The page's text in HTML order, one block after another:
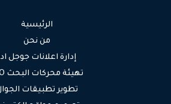
الرئيسية
من نحن
إدارة اعلانات جوجل
تهيئة محركات البحث SEO
تطوير تطبيقات